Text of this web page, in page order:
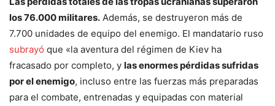
los 76.000 militares. Además, se destruyeron más de
7.700 unidades de equipo del enemigo. El mandatario ruso
subrayó que «la aventura del régimen de Kiev ha
fracasado por completo, y las enormes pérdidas sufridas
por el enemigo, incluso entre las fuerzas más preparadas
para el combate, entrenadas y equipadas con material